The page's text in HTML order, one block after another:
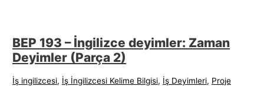
BEP 193 – İngilizce deyimler: Zaman
Deyimler (Parça 2)
İş ingilizcesi, İş İngilizcesi Kelime Bilgisi, İş Deyimleri, Proje
K
o